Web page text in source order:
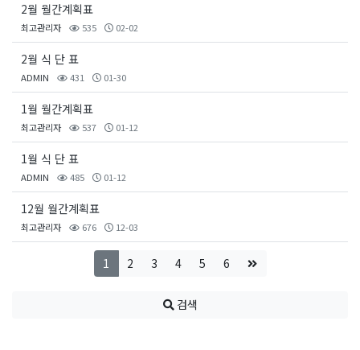
2월 월간계획표
최고관리자 535 02-02
2월 식 단 표
ADMIN 431 01-30
1월 월간계획표
최고관리자 537 01-12
1월 식 단 표
ADMIN 485 01-12
12월 월간계획표
최고관리자 676 12-03
1 2 3 4 5 6
검색